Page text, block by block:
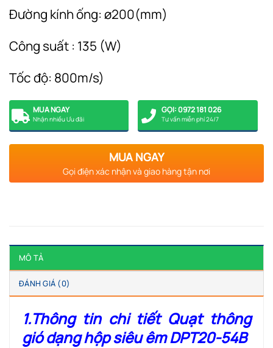
Đường kính ống: ø200(mm)
Công suất : 135 (W)
Tốc độ: 800m/s)
MUA NGAY
Nhận nhiều Ưu đãi
GỌI: 0972 181 026
Tư vấn miễn phí 24/7
MUA NGAY
Gọi điện xác nhận và giao hàng tận nơi
MÔ TẢ
ĐÁNH GIÁ (0)
1.Thông tin chi tiết Quạt thông
gió dạng hộp siêu êm DPT20-54B